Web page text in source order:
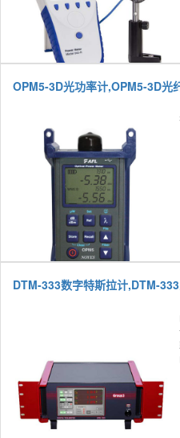
OPM5-3D光功率计,OPM5-3D光
DTM-333数字特斯拉计,DTM-